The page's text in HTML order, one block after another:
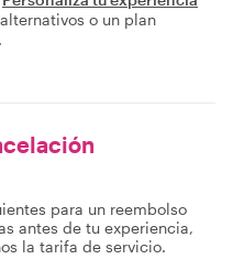
o un plan
para un reembolso
antes de tu experiencia,
la tarifa de servicio.